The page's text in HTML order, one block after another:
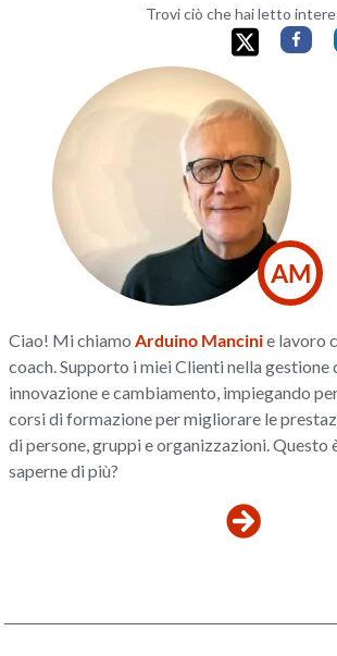
Trovi ciò che hai letto
AM
Ciao! Mi chiamo Arduino Mancinie lavoro
coach. Supporto i miei Clienti nella
innovazione e cambiamento, impiegando
corsi di formazione per migliorare le
di persone, gruppi e organizzazioni. Questo
saperne di più?